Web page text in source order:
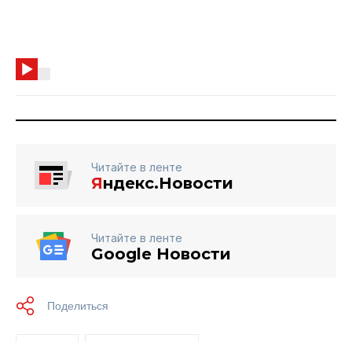
Читайте в ленте
Яндекс.Новости
Читайте в ленте
Google Новости